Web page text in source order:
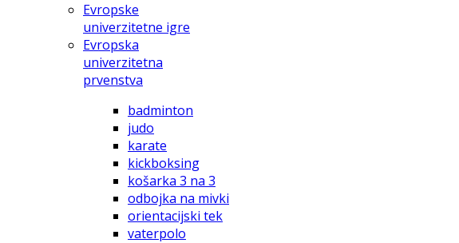
Evropske
univerzitetne igre
Evropska
univerzitetna
prvenstva
badminton
judo
karate
kickboksing
košarka 3 na 3
odbojka na mivki
orientacijski tek
vaterpolo